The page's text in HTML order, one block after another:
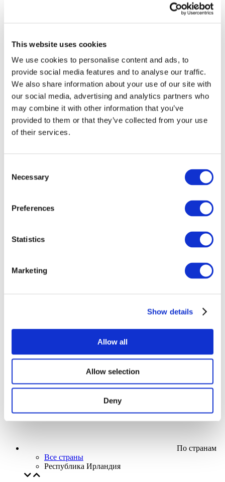
This website uses cookies
We use cookies to personalise content and ads, to
provide social media features and to analyse our traffic.
We also share information about your use of our site with
our social media, advertising and analytics partners who
may combine it with other information that you’ve
provided to them or that they’ve collected from your use
of their services.
Selection
Necessary
Preferences
Statistics
Marketing
Show details
Allow all
Allow selection
Deny
Творческий вечер
Наше спецпредложение
Применить
По странам
Все страны
Республика Ирландия